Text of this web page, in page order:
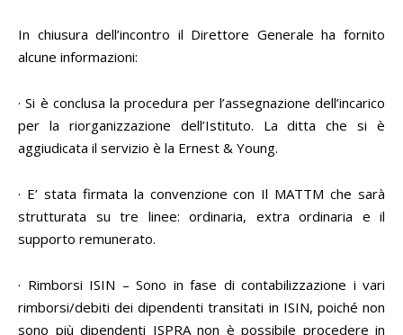
In chiusura dell’incontro il Direttore Generale ha fornito
alcune informazioni:
· Si è conclusa la procedura per l’assegnazione dell’incarico
per la riorganizzazione dell’Istituto. La ditta che si è
aggiudicata il servizio è la Ernest & Young.
· E’ stata firmata la convenzione con Il MATTM che sarà
strutturata su tre linee: ordinaria, extra ordinaria e il
supporto remunerato.
· Rimborsi ISIN – Sono in fase di contabilizzazione i vari
rimborsi/debiti dei dipendenti transitati in ISIN, poiché non
sono più dipendenti ISPRA non è possibile procedere in